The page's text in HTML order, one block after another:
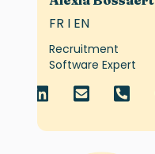
FR I EN
Recruitment
Software Expert